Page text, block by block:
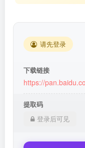
请先登录
下载链接
https://
提取码
登录后可见